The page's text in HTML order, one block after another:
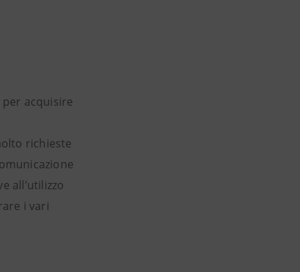
per acquisire
richieste
all’utilizzo
i vari